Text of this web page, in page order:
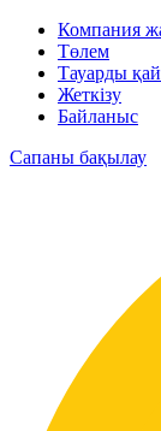
Компания
Төлем
Тауарды
Жеткізу
Байланыс
Сапаны бақылау